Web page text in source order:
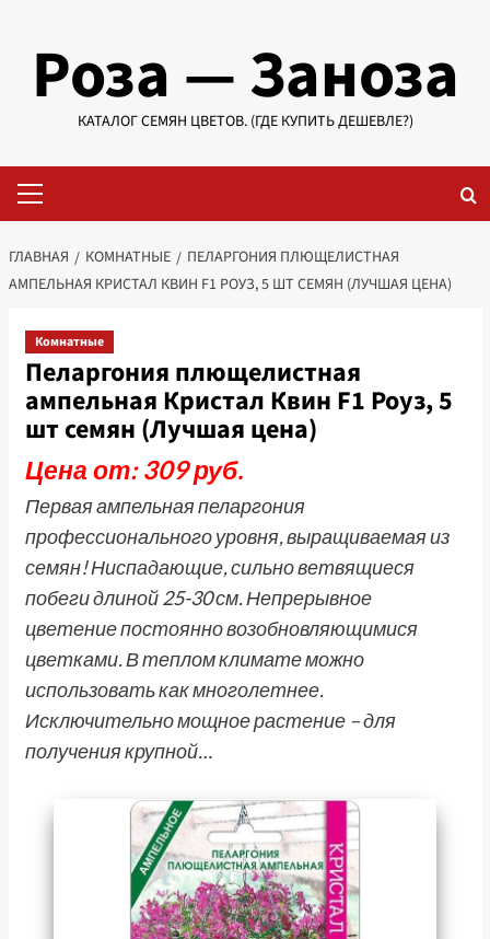
содержимому
Роза — Заноза
КАТАЛОГ СЕМЯН ЦВЕТОВ. (ГДЕ КУПИТЬ ДЕШЕВЛЕ?)
меню
ГЛАВНАЯ КОМНАТНЫЕ
ПЕЛАРГОНИЯ ПЛЮЩЕЛИСТНАЯ
АМПЕЛЬНАЯ КРИСТАЛ КВИН F1 РОУЗ, 5 ШТ СЕМЯН (ЛУЧШАЯ ЦЕНА)
Комнатные
Пеларгония плющелистная
ампельная Кристал Квин F1 Роуз, 5
шт семян (Лучшая цена)
Цена от: 309 руб.
Первая ампельная пеларгония
профессионального уровня, выращиваемая из
семян! Ниспадающие, сильно ветвящиеся
побеги длиной 25-30 см. Непрерывное
цветение постоянно возобновляющимися
цветками. В теплом климате можно
использовать как многолетнее.
Исключительно мощное растение – для
получения крупной…